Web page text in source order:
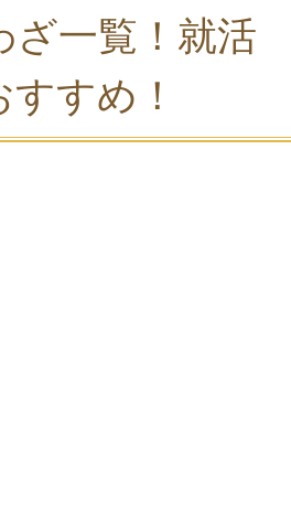
ざ一覧！就活
すめ！